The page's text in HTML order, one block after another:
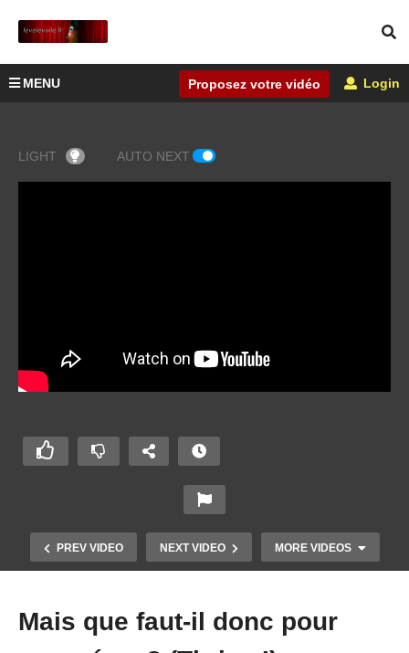
MENU Proposez votre vidéo Login
LIGHT AUTO NEXT
PREV VIDEO NEXT VIDEO MORE VIDEOS
Mais que faut-il donc pour